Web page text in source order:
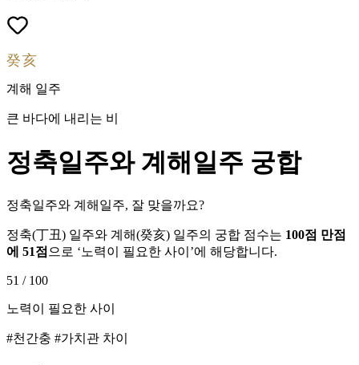
癸亥
계해 일주
큰 바다에 내리는 비
정축일주와 계해일주 궁합
정축일주와 계해일주, 잘 맞을까요?
정축(丁丑) 일주와 계해(癸亥) 일주의 궁합 점수는 100점 만점
에 51점 으로 ‘노력이 필요한 사이 ’에 해당합니다.
51 / 100
노력이 필요한 사이
#천간충 #가치관 차이